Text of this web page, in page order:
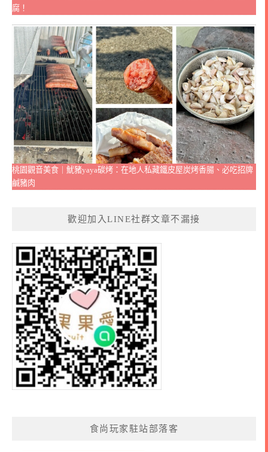
腐！
桃園觀音美食｜魷豬yaya碳烤：在地人私藏鐵皮屋炭烤香腸、必吃招牌
鹹豬肉
歡迎加入LINE社群文章不漏接
食尚玩家駐站部落客